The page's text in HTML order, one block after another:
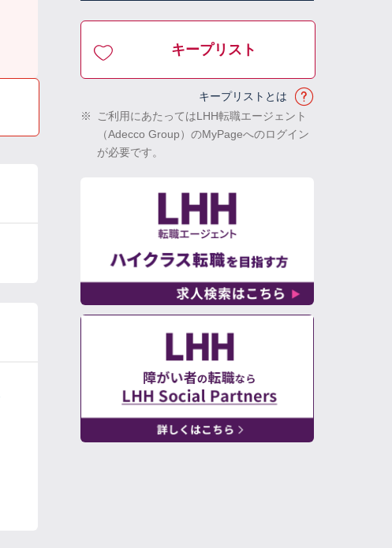
キープリスト
キープリストとは
※
ご利用にあたってはLHH転職エージェント
（Adecco Group）のMyPageへのログイン
が必要です。